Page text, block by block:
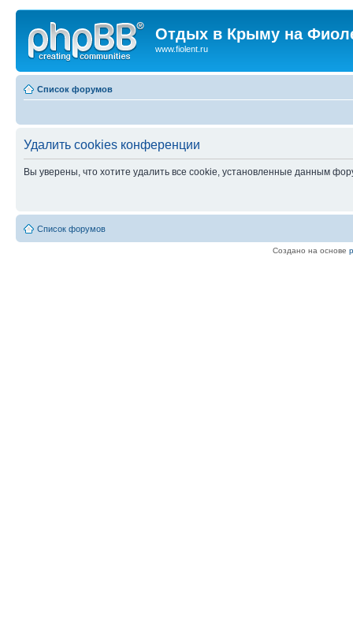
Отдых в Крыму на
www.fiolent.ru
Список форумов
Удалить cookies конференции
Вы уверены, что хотите удалить все cookie, установленные данным
Список форумов
Создано на основе